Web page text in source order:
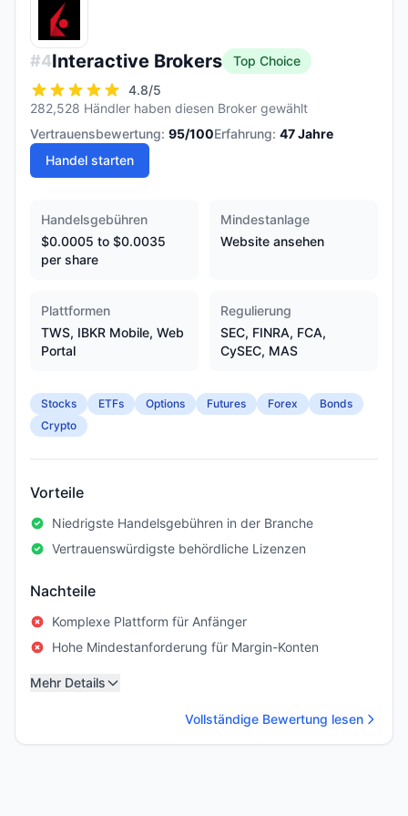
#4Interactive Brokers
Top Choice
4.8/5
282,528 Händler haben diesen Broker gewählt
Vertrauensbewertung: 95/100Erfahrung: 47Jahre
Handel starten
Handelsgebühren
$0.0005 to $0.0035
per share
Mindestanlage
Website ansehen
Plattformen
TWS, IBKR Mobile, Web
Portal
Regulierung
SEC, FINRA, FCA,
CySEC, MAS
Stocks ETFs Options Futures Forex
Bonds
Crypto
Vorteile
Niedrigste Handelsgebühren in der Branche
Vertrauenswürdigste behördliche Lizenzen
Nachteile
Komplexe Plattform für Anfänger
Hohe Mindestanforderung für Margin-Konten
Mehr Details
Vollständige Bewertung lesen